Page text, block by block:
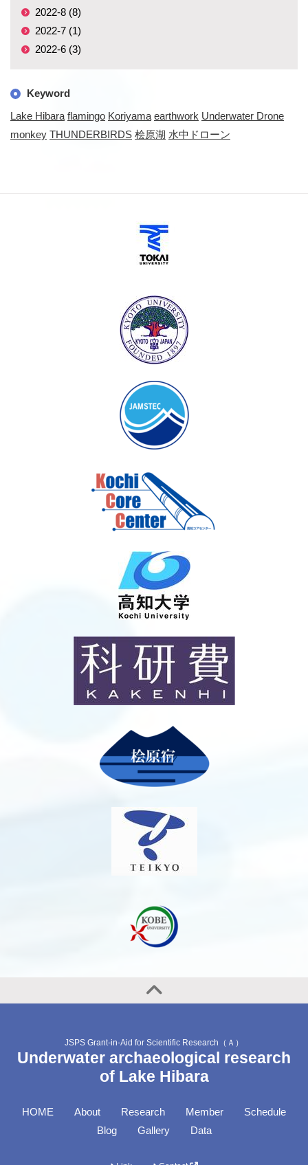
2022-8 (8)
2022-7 (1)
2022-6 (3)
Keyword
Lake Hibara flamingo Koriyama earthwork Underwater Drone
monkey THUNDERBIRDS 桧原湖 水中ドローン
JSPS Grant-in-Aid for Scientific Research（Ａ）
Underwater archaeological research
of Lake Hibara
HOME About Research Member
Schedule
Blog
Gallery Data